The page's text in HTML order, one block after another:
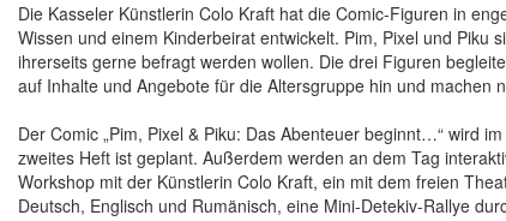
Die Kasseler Künstlerin Colo Kraft hat die Comic-Figuren in
Wissen und einem Kinderbeirat entwickelt. Pim, Pixel und Piku
ihrerseits gerne befragt werden wollen. Die drei Figuren
auf Inhalte und Angebote für die Altersgruppe hin und machen
Der Comic „Pim, Pixel & Piku: Das Abenteuer beginnt…“ wird
zweites Heft ist geplant. Außerdem werden an dem Tag
Workshop mit der Künstlerin Colo Kraft, ein mit dem freien
Deutsch, Englisch und Rumänisch, eine Mini-Detekiv-Rallye